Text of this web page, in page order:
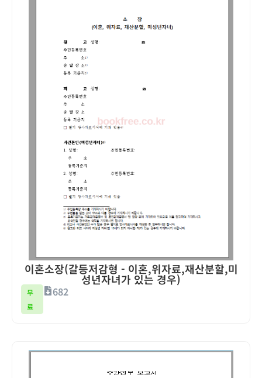
이혼소장(갈등저감형 - 이혼,위자료,재산분할,미
성년자녀가 있는 경우)
무
료
682